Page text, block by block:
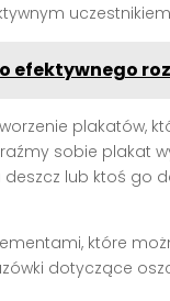
efektywnego
plakatów,
sobie plakat
lub ktoś go
które
dotyczące